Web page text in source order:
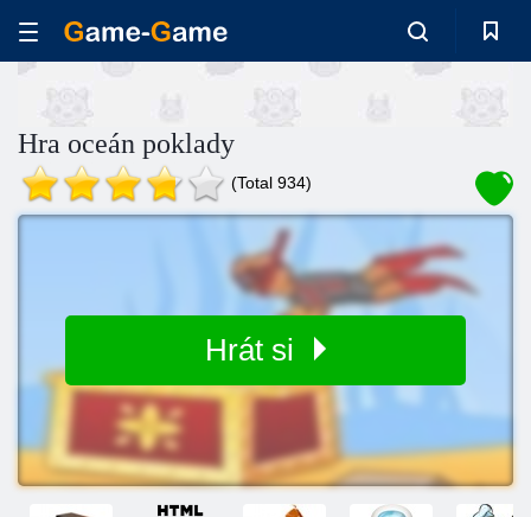
Hra oceán poklady
(Total 934)
Hrát si